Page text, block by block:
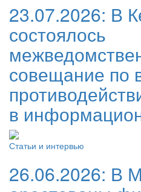
23.07.2026: В
состоялось
совещание по
в
Статьи и интервью
26.06.2026: В